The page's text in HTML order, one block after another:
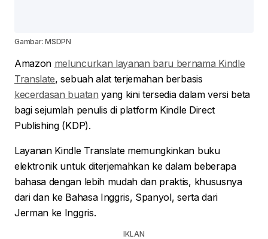
Gambar: MSDPN
Amazon meluncurkan layanan baru bernama Kindle
Translate, sebuah alat terjemahan berbasis
kecerdasan buatan yang kini tersedia dalam versi beta
bagi sejumlah penulis di platform Kindle Direct
Publishing (KDP).
Layanan Kindle Translate memungkinkan buku
elektronik untuk diterjemahkan ke dalam beberapa
bahasa dengan lebih mudah dan praktis, khususnya
dari dan ke Bahasa Inggris, Spanyol, serta dari
Jerman ke Inggris.